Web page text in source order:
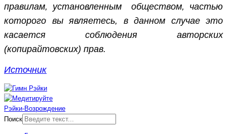
правилам, установленным обществом, частью
которого вы являетесь, в данном случае это
касается соблюдения авторских
(копирайтовских) прав.
Источник
Рэйки-Возрождение
Поиск